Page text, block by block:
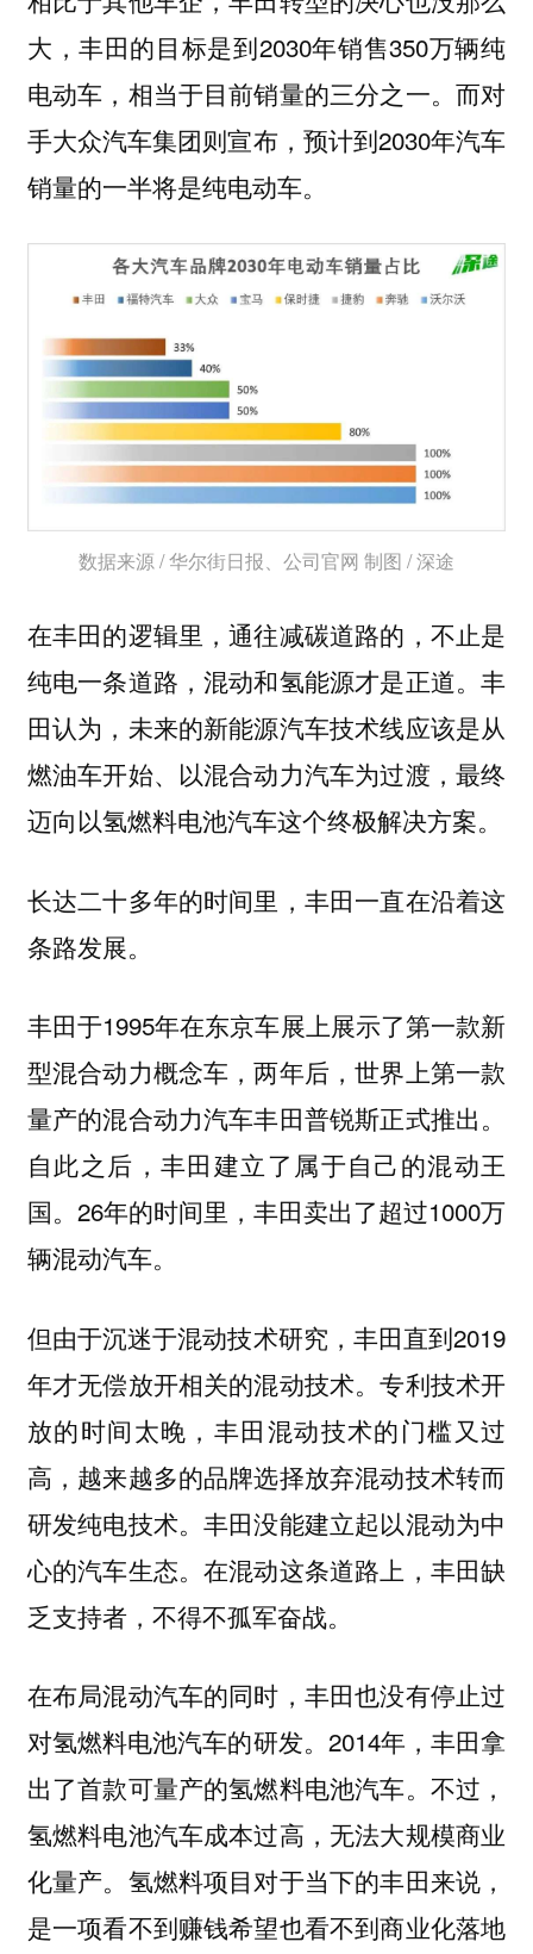
大，丰田的目标是到2030年销售350万辆纯
电动车，相当于目前销量的三分之一。而对
手大众汽车集团则宣布，预计到2030年汽车
销量的一半将是纯电动车。
数据来源 / 华尔街日报、公司官网 制图 / 深途
在丰田的逻辑里，通往减碳道路的，不止是
纯电一条道路，混动和氢能源才是正道。丰
田认为，未来的新能源汽车技术线应该是从
燃油车开始、以混合动力汽车为过渡，最终
迈向以氢燃料电池汽车这个终极解决方案。
长达二十多年的时间里，丰田一直在沿着这
条路发展。
丰田于1995年在东京车展上展示了第一款新
型混合动力概念车，两年后，世界上第一款
量产的混合动力汽车丰田普锐斯正式推出。
自此之后，丰田建立了属于自己的混动王
国。26年的时间里，丰田卖出了超过1000万
辆混动汽车。
但由于沉迷于混动技术研究，丰田直到2019
年才无偿放开相关的混动技术。专利技术开
放的时间太晚，丰田混动技术的门槛又过
高，越来越多的品牌选择放弃混动技术转而
研发纯电技术。丰田没能建立起以混动为中
心的汽车生态。在混动这条道路上，丰田缺
乏支持者，不得不孤军奋战。
在布局混动汽车的同时，丰田也没有停止过
对氢燃料电池汽车的研发。2014年，丰田拿
出了首款可量产的氢燃料电池汽车。不过，
氢燃料电池汽车成本过高，无法大规模商业
化量产。氢燃料项目对于当下的丰田来说，
是一项看不到赚钱希望也看不到商业化落地